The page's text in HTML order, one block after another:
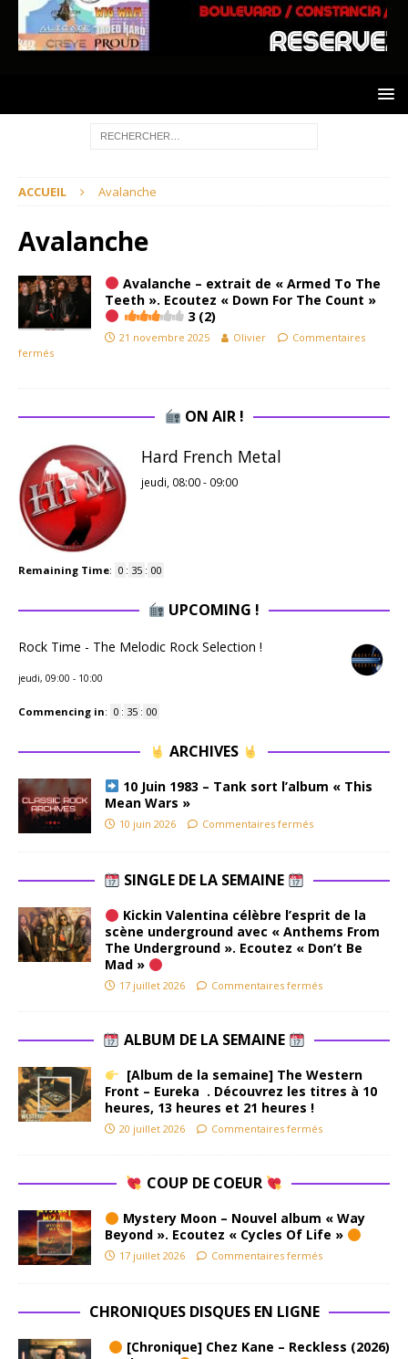
ACCUEIL Avalanche
Avalanche
Avalanche – extrait de « Armed To The
Teeth ». Ecoutez « Down For The Count »
3 (2)
21 novembre 2025 Olivier
Commentaires
fermés
ON AIR !
Hard French Metal
jeudi, 08:00- 09:00
Remaining Time: 0 : 34 : 59
UPCOMING !
Rock Time - The Melodic Rock Selection !
jeudi, 09:00 - 10:00
Commencing in: 0 : 34 : 59
ARCHIVES
10 Juin 1983 – Tank sort l’album « This
Mean Wars »
10 juin 2026 Commentaires fermés
SINGLE DE LA SEMAINE
Kickin Valentina célèbre l’esprit de la
scène underground avec « Anthems From
The Underground ». Ecoutez « Don’t Be
Mad »
17 juillet 2026 Commentaires fermés
ALBUM DE LA SEMAINE
[Album de la semaine] The Western
Front – Eureka . Découvrez les titres à 10
heures, 13 heures et 21 heures !
20 juillet 2026 Commentaires fermés
COUP DE COEUR
Mystery Moon – Nouvel album « Way
Beyond ». Ecoutez « Cycles Of Life »
17 juillet 2026 Commentaires fermés
CHRONIQUES DISQUES EN LIGNE
[Chronique] Chez Kane – Reckless (2026)